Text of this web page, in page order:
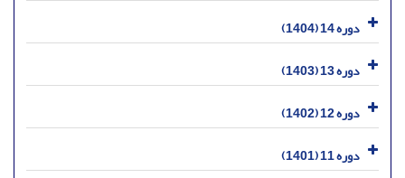
دوره 14 (1404)
دوره 13 (1403)
دوره 12 (1402)
دوره 11 (1401)